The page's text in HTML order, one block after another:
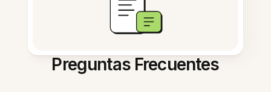
Preguntas Frecuentes